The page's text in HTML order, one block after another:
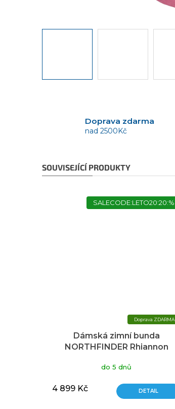
Doprava zdarma
nad 2500Kč
SOUVISEJÍCÍ PRODUKTY
SALECODE:LETO20:20:%
ZDARMA
Dámská zimní bunda
NORTHFINDER Rhiannon
do 5 dnů
4 899 Kč DETAIL